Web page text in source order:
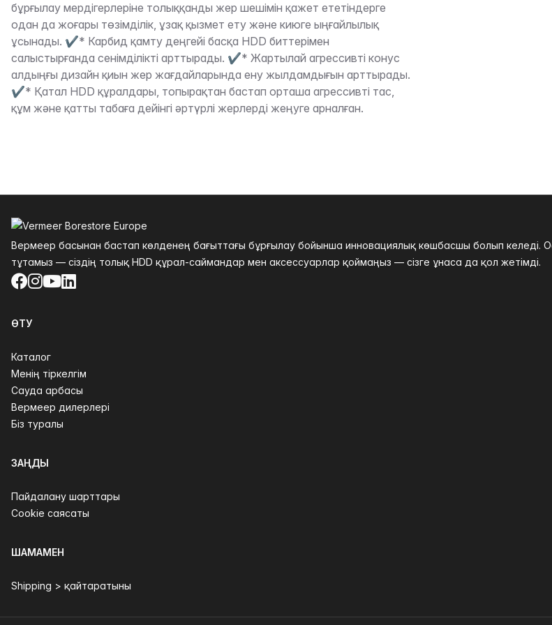
бұрғылау мердігерлеріне толыққанды жер шешімін қажет ететіндерге
одан да жоғары төзімділік, ұзақ қызмет ету және киюге ыңғайлылық
ұсынады. ✔* Карбид қамту деңгейі басқа HDD биттерімен
салыстырғанда сенімділікті арттырады. ✔* Жартылай агрессивті конус
алдыңғы дизайн қиын жер жағдайларында ену жылдамдығын арттырады.
✔* Қатал HDD құралдары, топырақтан бастап орташа агрессивті тас,
құм және қатты табаға дейінгі әртүрлі жерлерді жеңуге арналған.
Вермеер басынан бастап көлденең бағыттағы бұрғылау бойынша инновациялық көшбасшы болып келеді. Осы
тұтамыз — сіздің толық HDD құрал-саймандар мен аксессуарлар қоймаңыз — сізге ұнаса да қол жетімді.
Facebook
Instagram
YouTube
LinkedIn
ӨТУ
Каталог
Менің тіркелгім
Сауда арбасы
Вермеер дилерлері
Біз туралы
ЗАҢДЫ
Пайдалану шарттары
Cookie саясаты
ШАМАМЕН
Shipping > қайтаратыны